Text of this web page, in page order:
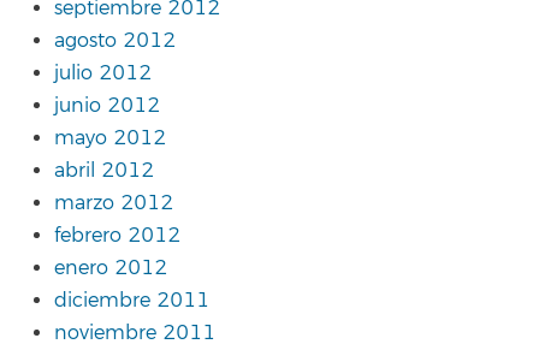
septiembre 2012
agosto 2012
julio 2012
junio 2012
mayo 2012
abril 2012
marzo 2012
febrero 2012
enero 2012
diciembre 2011
noviembre 2011